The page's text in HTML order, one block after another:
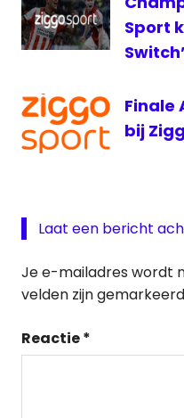
Sport
Switch’
Finale
bij
Laat een bericht
Je e-mailadres wordt
velden zijn
Reactie*